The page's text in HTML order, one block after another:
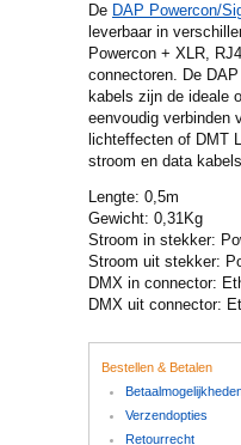
De DAP Powercon/
leverbaar in
Powercon + XLR,
connectoren. De
kabels zijn de ideale
eenvoudig verbinden
lichteffecten of DMT
stroom en data
Lengte: 0,5m
Gewicht: 0,31Kg
Stroom in stekker:
Stroom uit stekker:
DMX in connector:
DMX uit connector:
Bestellen & Betalen
Verzendopties
Retourrecht